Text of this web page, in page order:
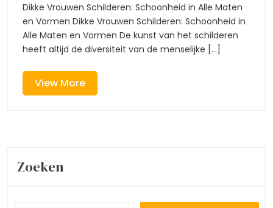
En
Vormen
Vrouwen:
Schilderen
In
Alle
Dikke Vrouwen Schilderen: Schoonheid in Alle Maten
en Vormen Dikke Vrouwen Schilderen: Schoonheid in
Alle Maten en Vormen De kunst van het schilderen
heeft altijd de diversiteit van de menselijke [...]
View MoreView
More
Zoeken